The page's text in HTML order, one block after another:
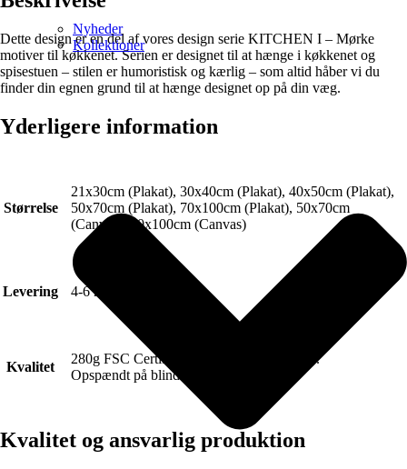
Nyheder
Kollektioner
Dette design er en del af vores design serie KITCHEN I – Mørke
motiver til køkkenet. Serien er designet til at hænge i køkkenet og
spisestuen – stilen er humoristisk og kærlig – som altid håber vi du
finder din egnen grund til at hænge designet op på din væg.
Yderligere information
Størrelse
21x30cm (Plakat), 30x40cm (Plakat), 40x50cm (Plakat),
50x70cm (Plakat), 70x100cm (Plakat), 50x70cm
(Canvas), 70x100cm (Canvas)
Levering 4-6 hverdage.
Kvalitet
280g FSC Certificeret Art canvas (Lærred).
Opspændt på blindramme.
Kvalitet og ansvarlig produktion